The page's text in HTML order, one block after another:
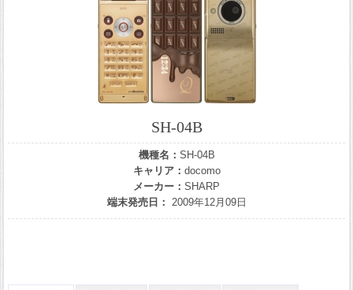
SH-04B
機種名： SH-04B
キャリア： docomo
メーカー： SHARP
端末発売日： 2009年12月09日